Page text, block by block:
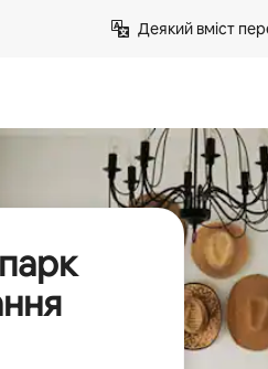
Деякий вміст